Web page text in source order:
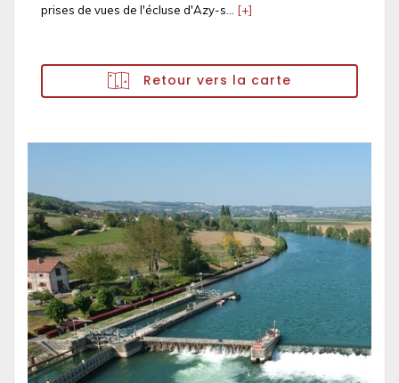
prises de vues de l'écluse d'Azy-s... [+]
Retour vers la carte